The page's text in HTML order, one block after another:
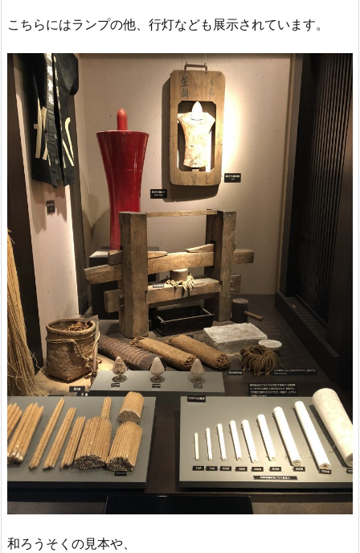
こちらにはランプの他、行灯なども展示されています。
和ろうそくの見本や、